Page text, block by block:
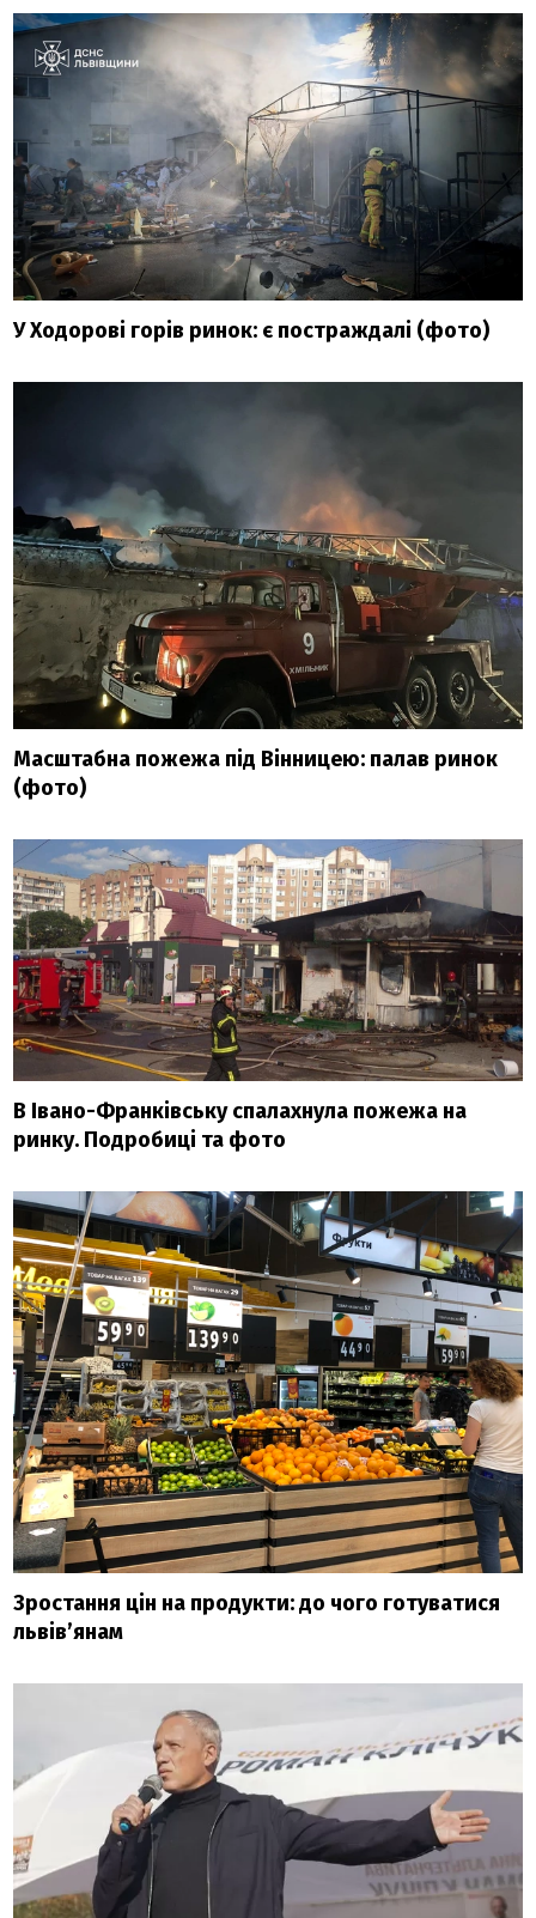
У Ходорові горів ринок: є постраждалі (фото)
Масштабна пожежа під Вінницею: палав ринок
(фото)
В Івано-Франківську спалахнула пожежа на
ринку. Подробиці та фото
Зростання цін на продукти: до чого готуватися
львів’янам